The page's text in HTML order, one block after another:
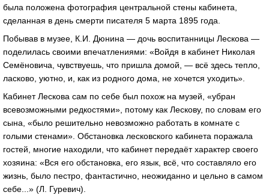
была положена фотография центральной стены кабинета,
сделанная в день смерти писателя 5 марта 1895 года.
Побывав в музее, К.И. Дюнина — дочь воспитанницы Лескова —
поделилась своими впечатлениями: «Войдя в кабинет Николая
Семёновича, чувствуешь, что пришла домой, — всё здесь тепло,
ласково, уютно, и, как из родного дома, не хочется уходить».
Кабинет Лескова сам по себе был похож на музей, «убран
всевозможными редкостями», потому как Лескову, по словам его
сына, «было решительно невозможно работать в комнате с
голыми стенами». Обстановка лесковского кабинета поражала
гостей, многие находили, что кабинет передаёт характер своего
хозяина: «Вся его обстановка, его язык, всё, что составляло его
жизнь, было пестро, фантастично, неожиданно и цельно в самом
себе...» (Л. Гуревич).